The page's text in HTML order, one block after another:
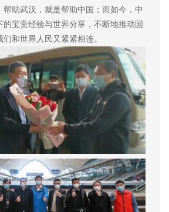
帮助武汉，就是帮助中国；而如今，中
的宝贵经验与世界分享，不断地推动国
和世界人民又紧紧相连。